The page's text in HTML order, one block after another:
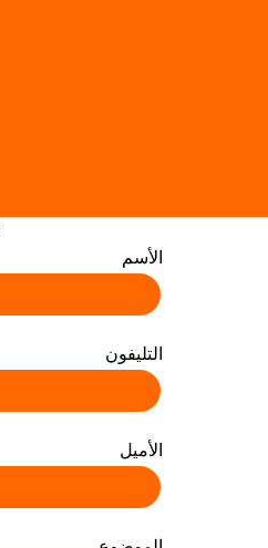
الأسم
التليفون
الأميل